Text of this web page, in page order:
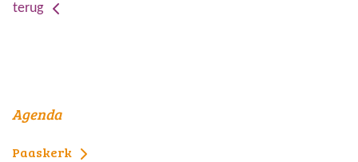
terug
Agenda
Paaskerk